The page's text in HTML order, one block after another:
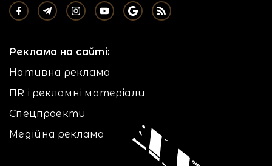
Реклама на сайті:
Нативна реклама
ПR і рекламні матеріали
Спецпроекти
Медійна реклама